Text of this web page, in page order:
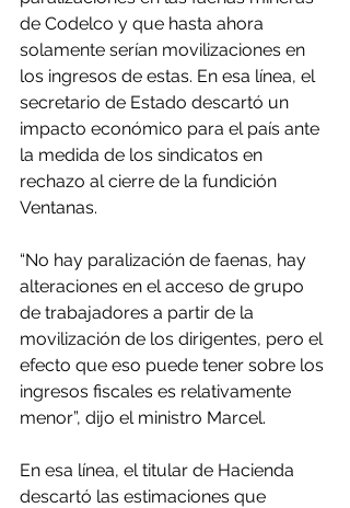
de Codelco y que hasta ahora
solamente serían movilizaciones en
los ingresos de estas. En esa línea, el
secretario de Estado descartó un
impacto económico para el país ante
la medida de los sindicatos en
rechazo al cierre de la fundición
Ventanas.
“No hay paralización de faenas, hay
alteraciones en el acceso de grupo
de trabajadores a partir de la
movilización de los dirigentes, pero el
efecto que eso puede tener sobre los
ingresos fiscales es relativamente
menor”, dijo el ministro Marcel.
En esa línea, el titular de Hacienda
descartó las estimaciones que